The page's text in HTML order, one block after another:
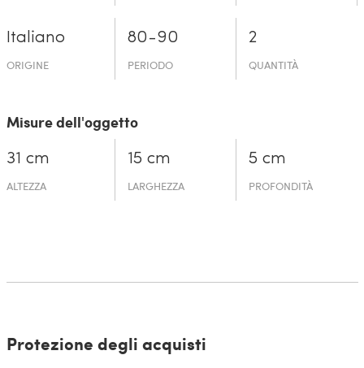
Italiano
ORIGINE
80-90
PERIODO
2
QUANTITÀ
Misure dell'oggetto
31 cm
ALTEZZA
15 cm
LARGHEZZA
5 cm
PROFONDITÀ
Protezione degli acquisti